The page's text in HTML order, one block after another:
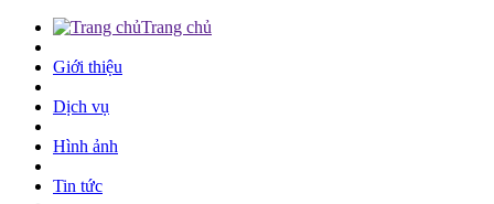
Trang chủ
Giới thiệu
Dịch vụ
Hình ảnh
Tin tức